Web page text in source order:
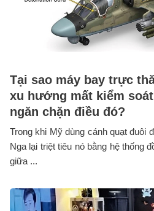
Tại sao máy bay trực
xu hướng mất kiểm
ngăn chặn điều đó?
Trong khi Mỹ dùng cánh quạt đuôi
Nga lại triệt tiêu nó bằng hệ thống
giữa ...